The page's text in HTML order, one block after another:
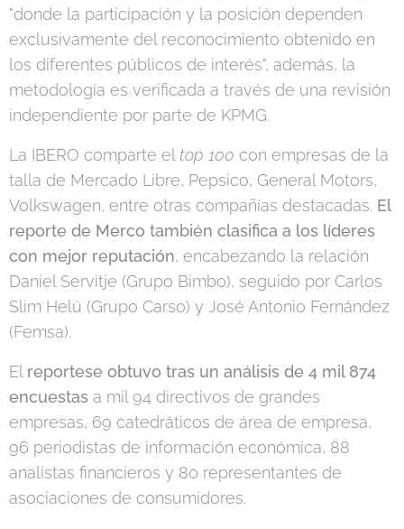
"donde la participación y la posición dependen
exclusivamente del reconocimiento obtenido en
los diferentes públicos de interés", además, la
metodología es verificada a través de una revisión
independiente por parte de KPMG.
La IBERO comparte el top 100 con empresas de la
talla de Mercado Libre, Pepsico, General Motors,
Volkswagen, entre otras compañías destacadas. El
reporte de Merco también clasifica a los líderes
con mejor reputación, encabezando la relación
Daniel Servitje (Grupo Bimbo), seguido por Carlos
Slim Helú (Grupo Carso) y José Antonio Fernández
(Femsa).
El reportese obtuvo tras un análisis de 4 mil 874
encuestas a mil 94 directivos de grandes
empresas, 69 catedráticos de área de empresa,
96 periodistas de información económica, 88
analistas financieros y 80 representantes de
asociaciones de consumidores.